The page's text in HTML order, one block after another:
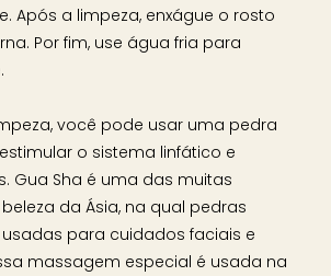
Após a limpeza, enxágue o rosto
Por fim, use água fria para
você pode usar uma pedra
o sistema linfático e
Gua Sha é uma das muitas
da Ásia, na qual pedras
para cuidados faciais e
massagem especial é usada na